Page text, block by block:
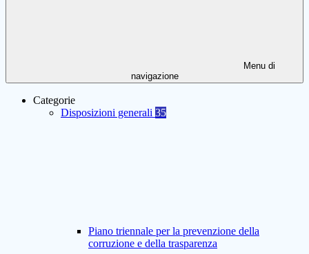
Menu di
navigazione
Categorie
Disposizioni generali 35
Piano triennale per la prevenzione della
corruzione e della trasparenza